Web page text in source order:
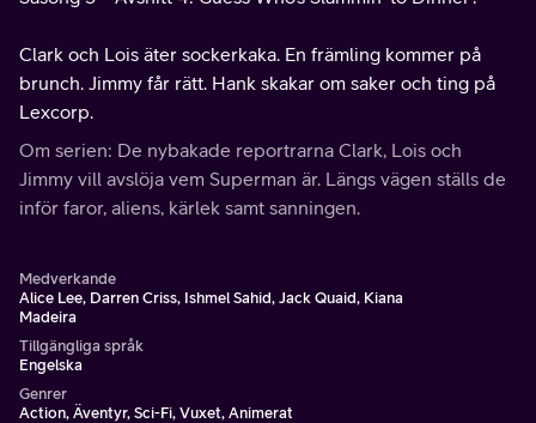
Clark och Lois äter sockerkaka. En främling kommer på
brunch. Jimmy får rätt. Hank skakar om saker och ting på
Lexcorp.
Om serien: De nybakade reportrarna Clark, Lois och
Jimmy vill avslöja vem Superman är. Längs vägen ställs de
inför faror, aliens, kärlek samt sanningen.
Medverkande
Alice Lee, Darren Criss, Ishmel Sahid, Jack Quaid, Kiana
Madeira
Tillgängliga språk
Engelska
Genrer
Action, Äventyr, Sci-Fi, Vuxet, Animerat